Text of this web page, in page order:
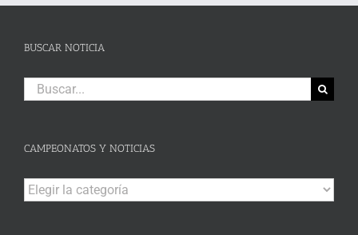
BUSCAR NOTICIA
Buscar:
CAMPEONATOS Y NOTICIAS
Campeonatos
y